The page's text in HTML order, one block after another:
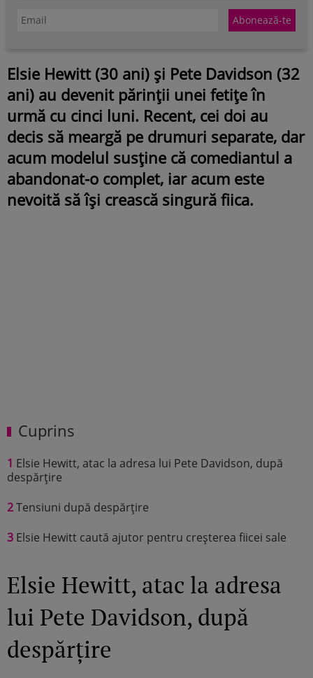
Elsie Hewitt (30 ani) și Pete Davidson (32
ani) au devenit părinții unei fetițe în
urmă cu cinci luni. Recent, cei doi au
decis să meargă pe drumuri separate, dar
acum modelul susține că comediantul a
abandonat-o complet, iar acum este
nevoită să își crească singură fiica.
Cuprins
1 Elsie Hewitt, atac la adresa lui Pete Davidson, după
despărțire
2Tensiuni după despărțire
3 Elsie Hewitt caută ajutor pentru creșterea fiicei sale
Elsie Hewitt, atac la adresa
lui Pete Davidson, după
despărțire